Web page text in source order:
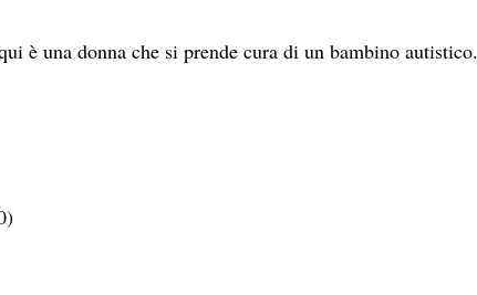
è una donna che si prende cura di un bambino autistico.